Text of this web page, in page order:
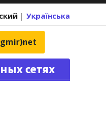
| Українська
сетях